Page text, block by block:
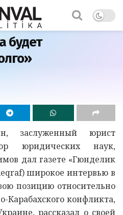
будет
заслуженный юрист
юридических наук,
дал газете «Гюнделик
широкое интервью в
позицию относительно
Карабахского конфликта,
рассказал о своей